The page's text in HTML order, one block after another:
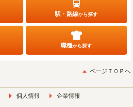
駅・路線から探す
職種から探す
ページＴＯＰへ
個人情報 企業情報